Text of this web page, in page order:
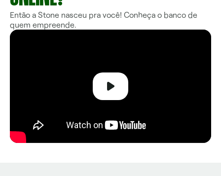
Então a Stone nasceu pra você! Conheça o banco de
quem empreende.